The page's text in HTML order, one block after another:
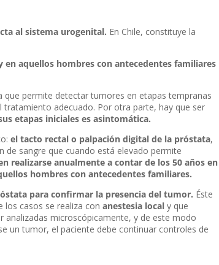
al sistema urogenital. En Chile, constituye la
en aquellos hombres con antecedentes familiares
que permite detectar tumores en etapas tempranas
adecuado. Por otra parte, hay que ser
etapas iniciales es asintomática.
el tacto rectal o palpación digital de la próstata,
de sangre que cuando está elevado permite
realizarse anualmente a contar de los 50 años en
hombres con antecedentes familiares.
para confirmar la presencia del tumor. Éste
los casos se realiza con anestesia local y que
microscópicamente, y de este modo
un tumor, el paciente debe continuar controles de